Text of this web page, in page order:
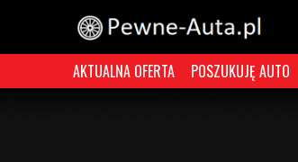
AKTUALNA OFERTA POSZUKUJĘ AUTO